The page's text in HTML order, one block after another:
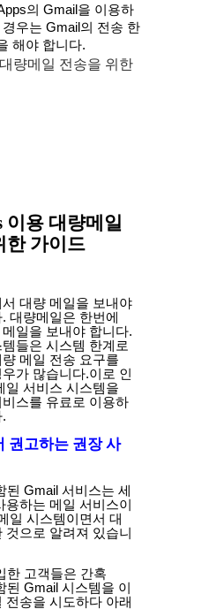
의 Gmail을 이용하
경우는 Gmail의 전송 한
해야 합니다.
량메일 전송을 위한